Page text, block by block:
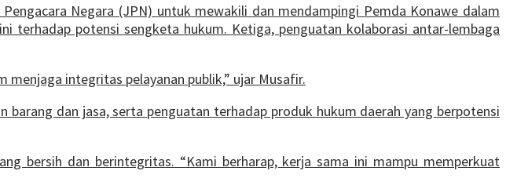
Negara (JPN) untuk mewakili dan mendampingi Pemda Konawe dalam
terhadap potensi sengketa hukum. Ketiga, penguatan kolaborasi antar-lembaga
integritas pelayanan publik,” ujar Musafir.
dan jasa, serta penguatan terhadap produk hukum daerah yang berpotensi
bersih dan berintegritas. “Kami berharap, kerja sama ini mampu memperkuat